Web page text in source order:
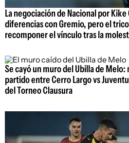
La negociación de Nacional por
diferencias con Gremio, pero el
recomponer el vínculo tras la
Se cayó un muro del Ubilla de Melo:
partido entre Cerro Largo vs
del Torneo Clausura